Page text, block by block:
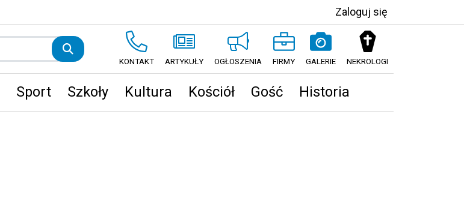
Zaloguj się
KONTAKT ARTYKUŁY OGŁOSZENIA FIRMY GALERIE NEKROLOGI
Sport Szkoły Kultura Kościół Gość Historia